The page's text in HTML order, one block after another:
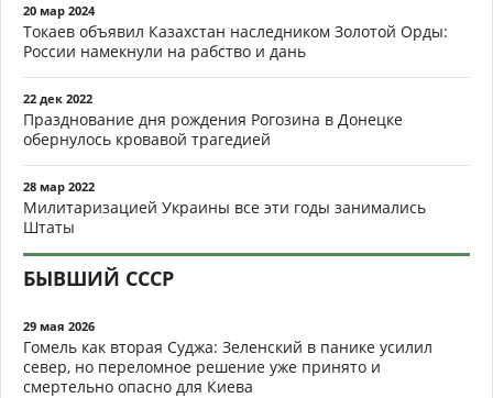
20 мар 2024
Токаев объявил Казахстан наследником Золотой Орды:
России намекнули на рабство и дань
22 дек 2022
Празднование дня рождения Рогозина в Донецке
обернулось кровавой трагедией
28 мар 2022
Милитаризацией Украины все эти годы занимались
Штаты
БЫВШИЙ СССР
29 мая 2026
Гомель как вторая Суджа: Зеленский в панике усилил
север, но переломное решение уже принято и
смертельно опасно для Киева